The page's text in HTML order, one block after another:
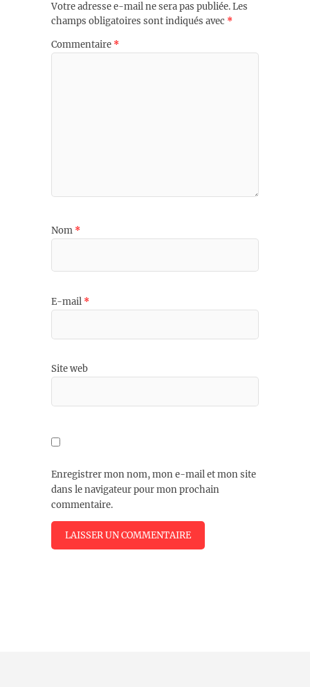
Votre adresse e-mail ne sera pas publiée.Les
champs obligatoires sont indiqués avec *
Commentaire *
Nom *
E-mail *
Site web
Enregistrer mon nom, mon e-mail et mon site
dans le navigateur pour mon prochain
commentaire.